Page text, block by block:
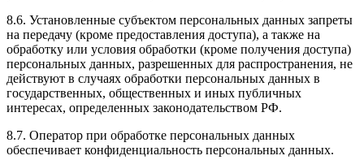
8.6. Установленные субъектом персональных данных запреты
на передачу (кроме предоставления доступа), а также на
обработку или условия обработки (кроме получения доступа)
персональных данных, разрешенных для распространения, не
действуют в случаях обработки персональных данных в
государственных, общественных и иных публичных
интересах, определенных законодательством РФ.
8.7. Оператор при обработке персональных данных
обеспечивает конфиденциальность персональных данных.